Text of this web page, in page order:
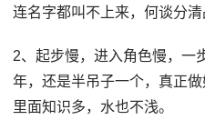
连名字都叫不上来，何谈分清
2、起步慢，进入角色慢，一
年，还是半吊子一个，真正
里面知识多，水也不浅。